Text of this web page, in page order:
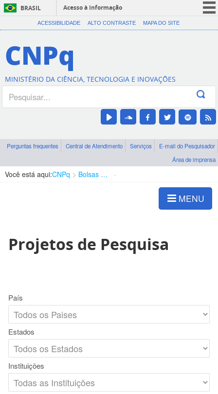
BRASIL
Acesso à informação
CORONAVÍRUS (COVID-19)
Canais
ACESSIBILIDADE ALTO CONTRASTE MAPA DO SITE
CNPq
MINISTÉRIO DA CIÊNCIA, TECNOLOGIA E INOVAÇÕES
Perguntas frequentes Central de Atendimento Serviços
E-mail do Pesquisador
Área de imprensa
Você está aqui:CNPq Bolsas e Auxílios Vigentes
MENU
Projetos de Pesquisa
País
Estados
Instituições